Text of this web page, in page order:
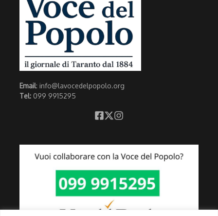
Email: info@lavocedelpopolo.org
Tel: 099 9915295